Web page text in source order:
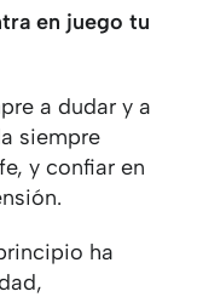
en juego tu
a dudar y a
siempre
y confiar en
ha